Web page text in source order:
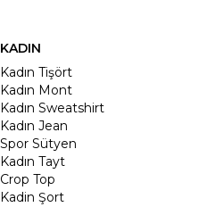
KADIN
Kadın Tişört
Kadın Mont
Kadın Sweatshirt
Kadın Jean
Spor Sütyen
Kadın Tayt
Crop Top
Kadin Şort